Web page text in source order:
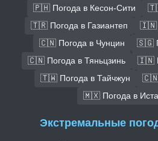
🇵🇭 Погода в Кесон-Сити
🇹🇷 Погода в Газиантеп
🇮🇳
🇨🇳 Погода в Чунцин
🇸🇬
🇨🇳 Погода в Тяньцзинь
🇮🇳
🇹🇼 Погода в Тайчжун
🇨🇳
🇲🇽 Погода в
Экстремальные